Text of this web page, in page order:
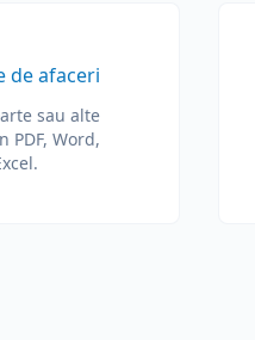
de afaceri
sau alte
PDF, Word,